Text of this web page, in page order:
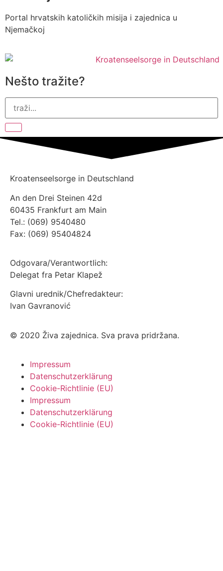
Portal hrvatskih katoličkih misija i zajednica u
Njemačkoj
Nešto tražite?
Kroatenseelsorge in Deutschland
An den Drei Steinen 42d
60435 Frankfurt am Main
Tel.: (069) 9540480
Fax: (069) 95404824
Odgovara/Verantwortlich:
Delegat fra Petar Klapež
Glavni urednik/Chefredakteur:
Ivan Gavranović
© 2020 Živa zajednica. Sva prava pridržana.
Impressum
Datenschutzerklärung
Cookie-Richtlinie (EU)
Impressum
Datenschutzerklärung
Cookie-Richtlinie (EU)